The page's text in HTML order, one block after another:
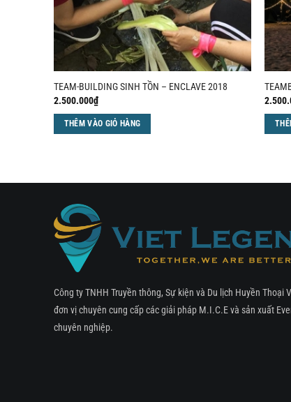
TEAM-BUILDING SINH TỒN – ENCLAVE 2018
2.500.000₫
THÊM VÀO GIỎ HÀNG
Công ty TNHH Truyền thông, Sự kiện và Du lịch Huyền Thoại
đơn vị chuyên cung cấp các giải pháp M.I.C.E và sản xuất
chuyên nghiệp.